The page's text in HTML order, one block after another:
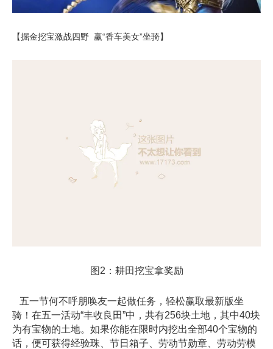
【掘金挖宝激战四野 赢“香车美女”坐骑】
图2：耕田挖宝拿奖励
五一节何不呼朋唤友一起做任务，轻松赢取最新版坐
骑！在五一活动“丰收良田”中，共有256块土地，其中40块
为有宝物的土地。如果你能在限时内挖出全部40个宝物的
话，便可获得经验珠、节日箱子、劳动节勋章、劳动劳模